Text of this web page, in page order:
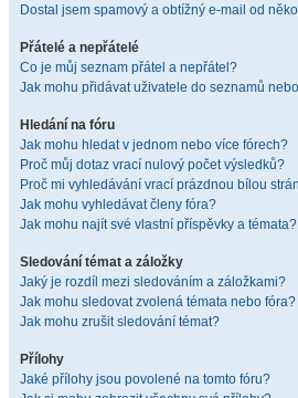
Dostal jsem spamový a obtížný e-mail od
Přátelé a nepřátelé
Co je můj seznam přátel a nepřátel?
Jak mohu přidávat uživatele do seznamů
Hledání na fóru
Jak mohu hledat v jednom nebo více fórech?
Proč můj dotaz vrací nulový počet výsledků?
Proč mi vyhledávání vrací prázdnou bílou
Jak mohu vyhledávat členy fóra?
Jak mohu najít své vlastní příspěvky a témata?
Sledování témat a záložky
Jaký je rozdíl mezi sledováním a záložkami?
Jak mohu sledovat zvolená témata nebo fóra?
Jak mohu zrušit sledování témat?
Přílohy
Jaké přílohy jsou povolené na tomto fóru?